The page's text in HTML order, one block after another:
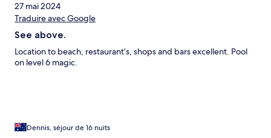
27 mai 2024
Traduire avec Google
See above.
Location to beach, restaurant’s, shops and bars excellent. Pool
on level 6 magic.
Dennis, séjour de 16 nuits